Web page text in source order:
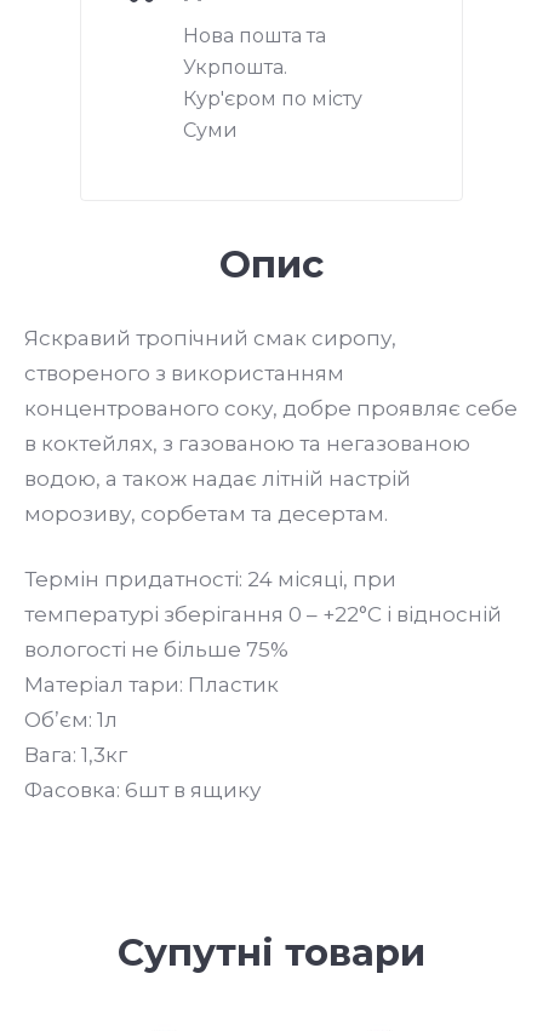
Нова пошта та
Укрпошта.
Кур'єром по місту
Суми
Опис
Яскравий тропічний смак сиропу,
створеного з використанням
концентрованого соку, добре проявляє себе
в коктейлях, з газованою та негазованою
водою, а також надає літній настрій
морозиву, сорбетам та десертам.
Термін придатності: 24 місяці, при
температурі зберігання 0 – +22°С і відносній
вологості не більше 75%
Матеріал тари: Пластик
Об’єм: 1л
Вага: 1,3кг
Фасовка: 6шт в ящику
Супутні товари